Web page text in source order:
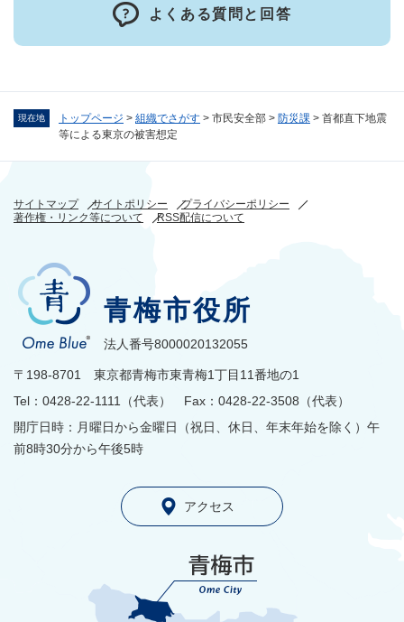
現在地 トップページ > 組織でさがす > 市民安全部 > 防災課 > 首都直下地震
等による東京の被害想定
よくある質問と回答
サイトマップ サイトポリシー
プライバシーポリシー
著作権・リンク等について
RSS配信について
青梅市役所
法人番号8000020132055
〒198-8701 東京都青梅市東青梅1丁目11番地の1
Tel：0428-22-1111（代表） Fax：0428-22-3508（代表）
開庁日時：月曜日から金曜日（祝日、休日、年末年始を除く）午
前8時30分から午後5時
アクセス